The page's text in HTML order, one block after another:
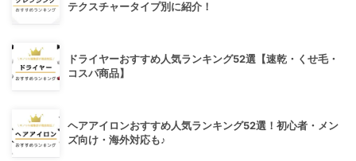
テクスチャータイプ別に紹介！
ドライヤーおすすめ人気ランキング52選【速乾・くせ毛・
コスパ商品】
ヘアアイロンおすすめ人気ランキング52選！初心者・メン
ズ向け・海外対応も♪